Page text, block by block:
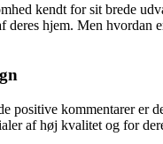
kendt for sit brede
deres hjem. Men
positive kommentarer er
af høj kvalitet og for